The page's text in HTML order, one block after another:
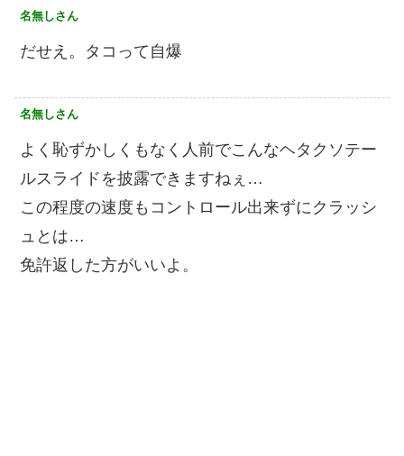
名無しさん
だせえ。タコって自爆
名無しさん
よく恥ずかしくもなく人前でこんなヘタクソテー
ルスライドを披露できますねぇ…
この程度の速度もコントロール出来ずにクラッシ
ュとは…
免許返した方がいいよ。